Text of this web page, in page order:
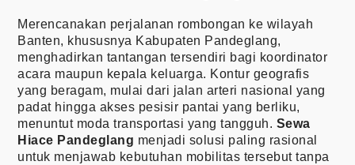
Merencanakan perjalanan rombongan ke wilayah
Banten, khususnya Kabupaten Pandeglang,
menghadirkan tantangan tersendiri bagi koordinator
acara maupun kepala keluarga. Kontur geografis
yang beragam, mulai dari jalan arteri nasional yang
padat hingga akses pesisir pantai yang berliku,
menuntut moda transportasi yang tangguh. Sewa
Hiace Pandeglang menjadi solusi paling rasional
untuk menjawab kebutuhan mobilitas tersebut tanpa